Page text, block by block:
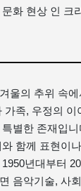
화 현상 인 크
울의 추위 속
가족, 우정의 이
별한 존재입
함께 표현이
년대부터
음악기술, 사